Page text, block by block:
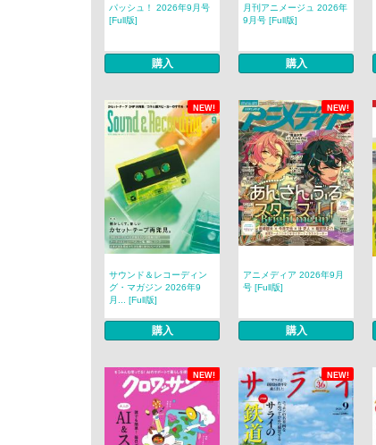
パッシュ！ 2026年9月号
[Full版]
購入
月刊アニメージュ 2026年
9月号 [Full版]
購入
NEW! NEW!
サウンド＆レコーディン
グ・マガジン 2026年9
月... [Full版]
購入
アニメディア 2026年9月
号 [Full版]
購入
NEW! NEW!